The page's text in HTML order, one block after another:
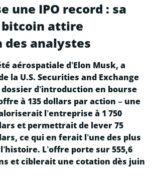
une IPO record : sa
attire
des analystes
aérospatiale d’Elon Musk, a
la U.S. Securities and Exchange
d’introduction en bourse
à 135 dollars par action – une
l’entreprise à 1 750
et permettrait de lever 75
ce qui en ferait l’une des plus
L’offre porte sur 555,6
et ciblerait une cotation dès juin